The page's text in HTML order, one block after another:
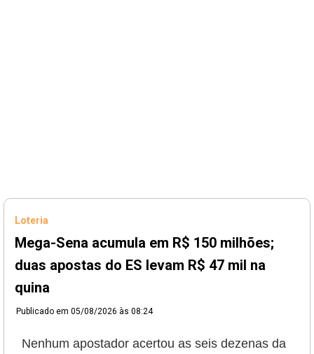
Loteria
Mega-Sena acumula em R$ 150 milhões;
duas apostas do ES levam R$ 47 mil na
quina
Publicado em 05/08/2026 às 08:24
Nenhum apostador acertou as seis dezenas da